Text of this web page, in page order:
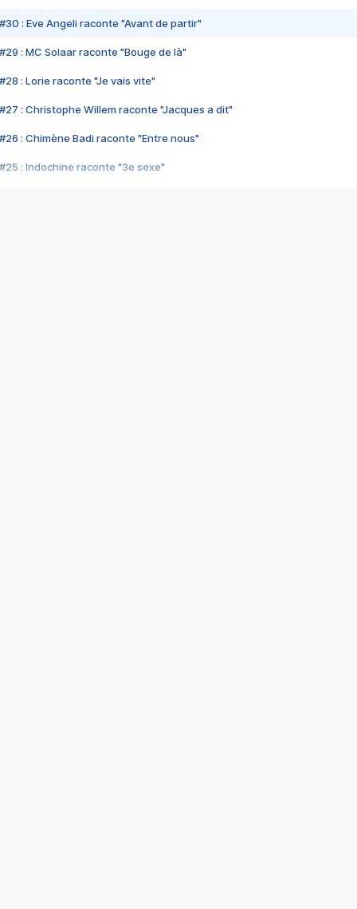
#30 : Eve Angeli raconte "Avant de partir"
#29 : MC Solaar raconte "Bouge de là"
#28 : Lorie raconte "Je vais vite"
#27 : Christophe Willem raconte "Jacques a dit"
#26 : Chimène Badi raconte "Entre nous"
#25 : Indochine raconte "3e sexe"